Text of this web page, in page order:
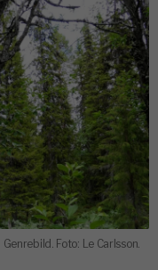
Genrebild. Foto: Le Carlsson.